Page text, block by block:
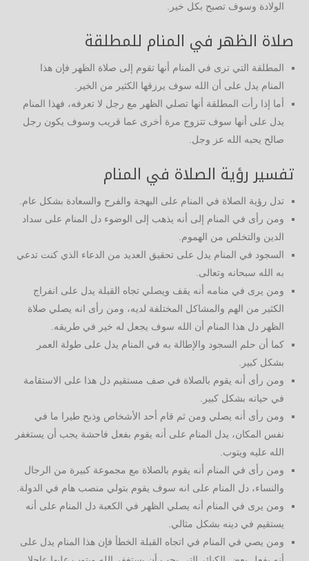
الولادة وسوف تصبح بكل خير.
صلاة الظهر في المنام للمطلقة
المطلقة التي ترى في المنام أنها تقوم إلى صلاة الظهر فإن هذا
المنام يدل على أن الله سوف يرزقها الكثير من الخير.
أما إذا رأت المطلقة أنها تصلي الظهر مع رجل لا تعرفه، فهذا المنام
يدل على أنها سوف تتزوج مرة أخرى عما قريب وسوف يكون رجل
صالح يحبه الله عز وجل.
تفسير رؤية الصلاة في المنام
تدل رؤية الصلاة في المنام على البهجة والفرح والسعادة بشكل عام.
ومن رأى في المنام إلى أنه يذهب إلى الوضوء دل المنام على سداد
الدين والتخلص من الهموم.
السجود في المنام يدل على تحقيق العديد من الدعاء الذي كنت تدعي
به الله سبحانه وتعالى.
ومن يرى في منامه أنه يقف ويصلي تجاه القبلة يدل على انفراج
الكثير من الهم والمشاكل المختلفة لديه، ومن رأى انه يصلي صلاة
الظهر دل هذا المنام أن الله سوف يجعل له خير في طريقه.
كما أن حلم السجود والإطالة به في المنام يدل على طولة العمر
بشكل كبير.
ومن رأى أنه يقوم بالصلاة في صف مستقيم دل هذا على الاستقامة
في حياته بشكل كبير.
ومن رأى أنه يصلي ومن ثم قام أحد الأشخاص وذبح طيرا ما في
نفس المكان، يدل المنام على أنه يقوم بفعل فاحشة يجب أن يستغفر
الله عليه ويتوب.
ومن رأى في المنام أنه يقوم بالصلاة مع مجموعة كبيرة من الرجال
والنساء، دل المنام على انه سوف يقوم بتولي منصب هام في الدولة.
ومن يرى في المنام أنه يصلي الظهر في الكعبة دل المنام على أنه
يستقيم في دينه بشكل مثالي.
ومن يصي في المنام في اتجاه القبلة الخطأ فإن هذا المنام يدل على